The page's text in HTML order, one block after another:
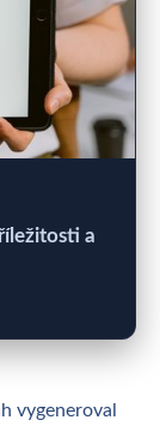
a
vygeneroval